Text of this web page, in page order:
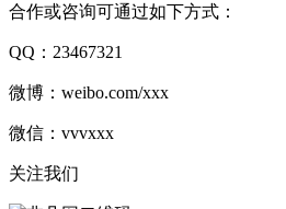
合作或咨询可通过如下方式：
QQ：23467321
微博：weibo.com/xxx
微信：vvvxxx
关注我们